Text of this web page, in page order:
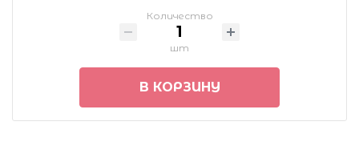
Количество
шт
В КОРЗИНУ